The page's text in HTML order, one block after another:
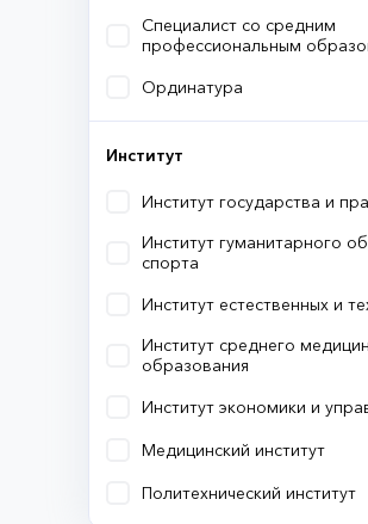
Специалист со средним
профессиональным
Ординатура
Институт государства и
Институт гуманитарного
спорта
Институт естественных и
Институт среднего
образования
Институт экономики и
Медицинский институт
Политехнический институт
Институт